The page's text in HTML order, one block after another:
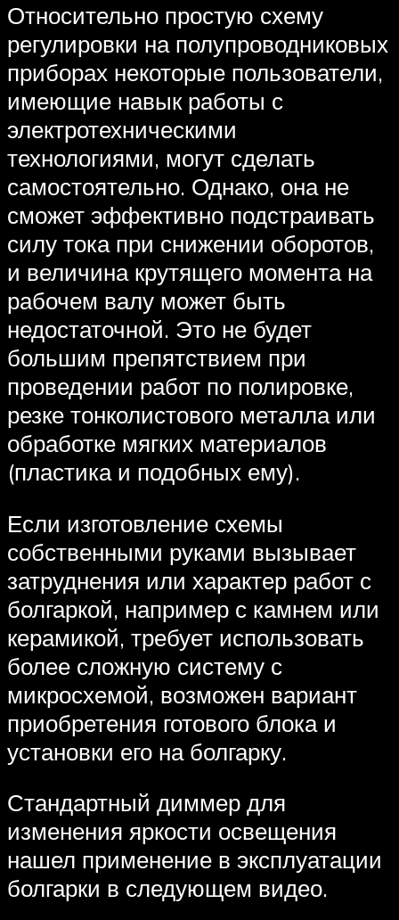
Относительно простую схему
регулировки на полупроводниковых
приборах некоторые пользователи,
имеющие навык работы с
электротехническими
технологиями, могут сделать
самостоятельно. Однако, она не
сможет эффективно подстраивать
силу тока при снижении оборотов,
и величина крутящего момента на
рабочем валу может быть
недостаточной. Это не будет
большим препятствием при
проведении работ по полировке,
резке тонколистового металла или
обработке мягких материалов
(пластика и подобных ему).
Если изготовление схемы
собственными руками вызывает
затруднения или характер работ с
болгаркой, например с камнем или
керамикой, требует использовать
более сложную систему с
микросхемой, возможен вариант
приобретения готового блока и
установки его на болгарку.
Стандартный диммер для
изменения яркости освещения
нашел применение в эксплуатации
болгарки в следующем видео.